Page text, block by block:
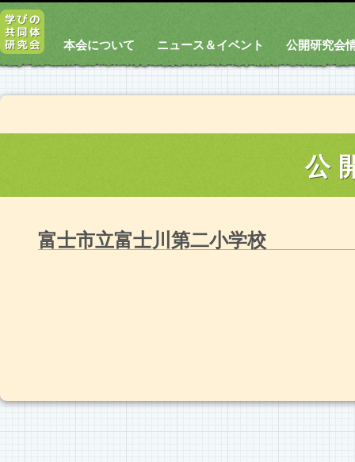
本会について ニュース＆イベント 公開研究会
公
富士市立富士川第二小学校